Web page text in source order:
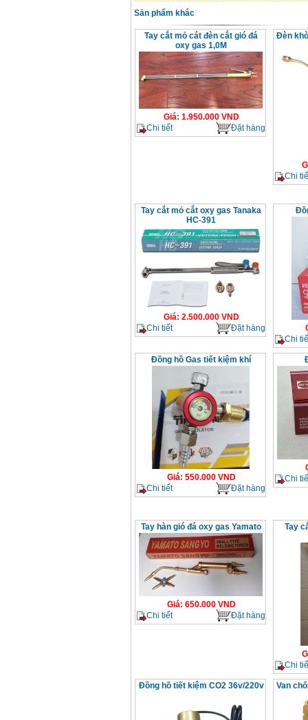
Sản phẩm khác
Tay cắt mỏ cát đèn cắt gió đá
oxy gas 1,0M
Giá: 1.950.000VND
Chi tiết
Đặt hàng
Đèn
Chi
Tay cắt mỏ cắt oxy gas Tanaka
HC-391
Giá: 2.500.000VND
Chi tiết
Đặt hàng
Chi
Đồng hồ Gas tiết kiệm khí
Giá: 550.000VND
Chi tiết
Đặt hàng
Chi
Tay hàn gió đá oxy gas Yamato
Giá: 650.000VND
Chi tiết
Đặt hàng
Tay
Chi
Đồng hồ tiết kiệm CO2 36v/220v Van